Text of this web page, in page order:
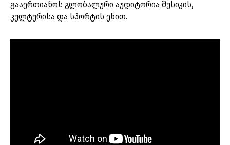
გააერთიანოს გლობალური აუდიტორია მუსიკის,
კულტურისა და სპორტის ენით.